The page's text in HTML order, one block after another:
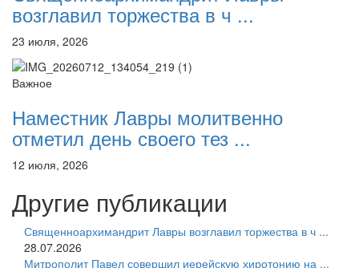
возглавил торжества в ч ...
23 июля, 2026
Важное
Наместник Лавры молитвенно
отметил день своего тез ...
12 июля, 2026
Другие публикации
Священноархимандрит Лавры возглавил торжества в ч ...
28.07.2026
Митрополит Павел совершил иерейскую хиротонию на ...